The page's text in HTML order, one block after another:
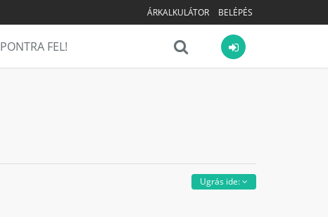
ÁRKALKULÁTOR BELÉPÉS
PONTRA FEL!
Ugrás ide: